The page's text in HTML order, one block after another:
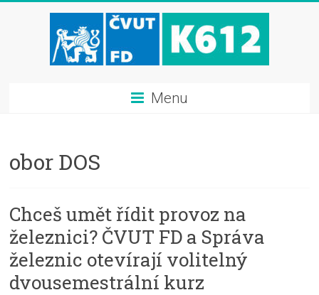
Menu
obor DOS
Chceš umět řídit provoz na
železnici? ČVUT FD a Správa
železnic otevírají volitelný
dvousemestrální kurz